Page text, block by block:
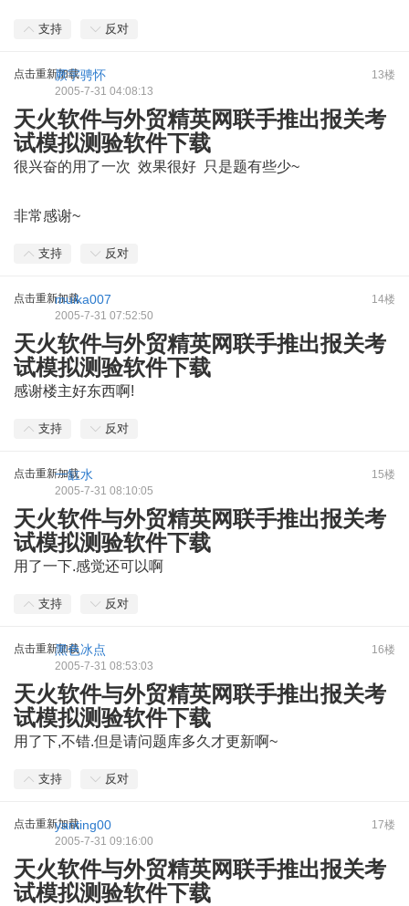
支持 反对
点击重新加载 13楼
厥宇骋怀
2005-7-31 04:08:13
天火软件与外贸精英网联手推出报关考
试模拟测验软件下载
很兴奋的用了一次 效果很好 只是题有些少~
非常感谢~
支持 反对
点击重新加载 14楼
muika007
2005-7-31 07:52:50
天火软件与外贸精英网联手推出报关考
试模拟测验软件下载
感谢楼主好东西啊!
支持 反对
点击重新加载 15楼
一缸水
2005-7-31 08:10:05
天火软件与外贸精英网联手推出报关考
试模拟测验软件下载
用了一下.感觉还可以啊
支持 反对
点击重新加载 16楼
黑色冰点
2005-7-31 08:53:03
天火软件与外贸精英网联手推出报关考
试模拟测验软件下载
用了下,不错.但是请问题库多久才更新啊~
支持 反对
点击重新加载 17楼
yanting00
2005-7-31 09:16:00
天火软件与外贸精英网联手推出报关考
试模拟测验软件下载